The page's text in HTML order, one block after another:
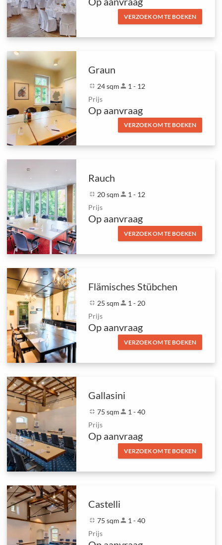
VERZOEK OM TE BOEKEN
Graun
fullscreen_exit 24 sqmperson 1 - 12
Prijs
Op aanvraag
VERZOEK OM TE BOEKEN
Rauch
fullscreen_exit 20 sqmperson 1 - 12
Prijs
Op aanvraag
VERZOEK OM TE BOEKEN
Flämisches Stübchen
fullscreen_exit 25 sqmperson 1 - 20
Prijs
Op aanvraag
VERZOEK OM TE BOEKEN
Gallasini
fullscreen_exit 75 sqmperson 1 - 40
Prijs
Op aanvraag
VERZOEK OM TE BOEKEN
Castelli
fullscreen_exit 75 sqmperson 1 - 40
Prijs